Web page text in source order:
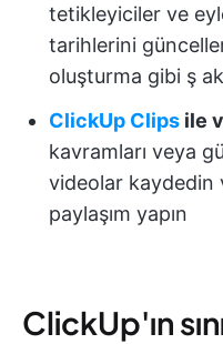
tetikleyiciler ve
tarihlerini
oluşturma gibi ş
ClickUp Clips ile
kavramları veya
videolar kaydedin
paylaşım yapın
ClickUp'ın